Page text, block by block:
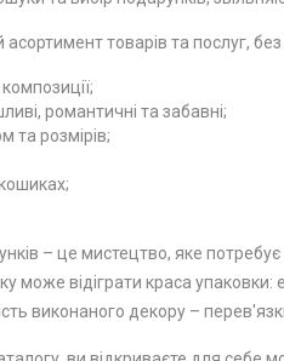
товарів та послуг,
романтичні та забавні;
та розмірів;
– це мистецтво, яке
може відіграти краса упаковки:
виконаного декору –